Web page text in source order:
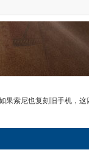
果索尼也复刻旧手机，这